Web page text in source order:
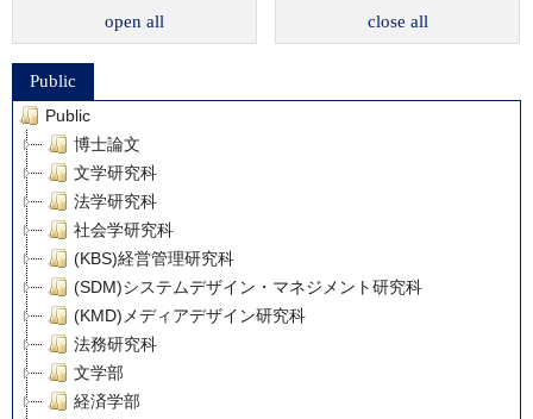
open all close all
Public
Public
博士論文
文学研究科
法学研究科
社会学研究科
(KBS)経営管理研究科
(SDM)システムデザイン・マネジメント研究科
(KMD)メディアデザイン研究科
法務研究科
文学部
経済学部